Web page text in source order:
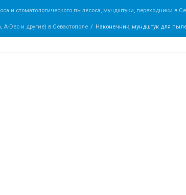
и стоматологического пылесоса, мундштуки, переходники в
Dec и другие) в Севастополе Наконечник, мундштук для